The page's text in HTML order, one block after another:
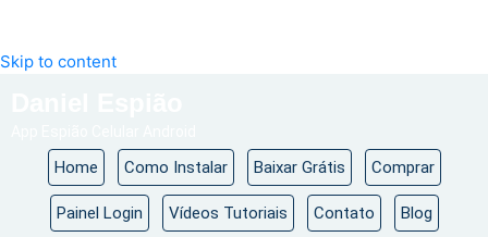
Skip to content
Home Como Instalar Baixar Grátis Comprar
Painel Login Vídeos Tutoriais Contato Blog